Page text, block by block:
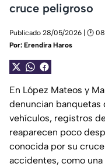
cruce peligroso
Publicado 28/05/2026 | 🕑
Por: Erendira Haros
En López Mateos y
denuncian
vehículos, registros
reaparecen poco
conocida por su
accidentes, como